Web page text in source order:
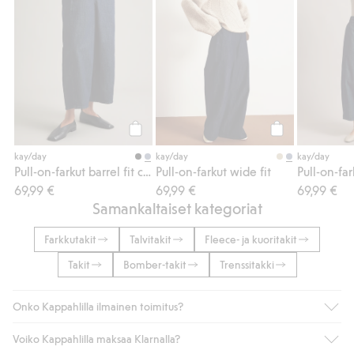
Osta
kay/day
69,99 €
Osta
kay/day
Pull-on-farkut wide fit
69,99 €
kay/day
69,99 €
Samankaltaiset kategoriat
Farkkutakit Talvitakit
Fleece- ja kuoritakit
Takit
Bomber-takit Trenssitakki
Onko Kappahlilla ilmainen toimitus?
Jos olet Kappahl Clubin jäsen, saat aina ilmaisen toimituksen
Voiko Kappahlilla maksaa Klarnalla?